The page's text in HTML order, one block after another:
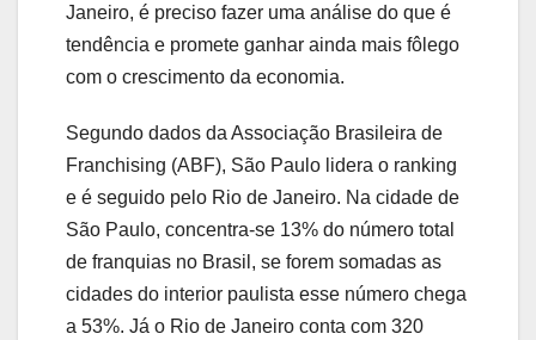
Janeiro, é preciso fazer uma análise do que é
tendência e promete ganhar ainda mais fôlego
com o crescimento da economia.
Segundo dados da Associação Brasileira de
Franchising (ABF), São Paulo lidera o ranking
e é seguido pelo Rio de Janeiro. Na cidade de
São Paulo, concentra-se 13% do número total
de franquias no Brasil, se forem somadas as
cidades do interior paulista esse número chega
a 53%. Já o Rio de Janeiro conta com 320